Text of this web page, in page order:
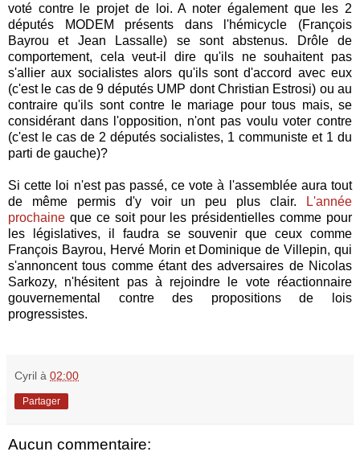
voté contre le projet de loi. A noter également que les 2
députés MODEM présents dans l'hémicycle (François
Bayrou et Jean Lassalle) se sont abstenus. Drôle de
comportement, cela veut-il dire qu'ils ne souhaitent pas
s'allier aux socialistes alors qu'ils sont d'accord avec eux
(c'est le cas de 9 députés UMP dont Christian Estrosi) ou au
contraire qu'ils sont contre le mariage pour tous mais, se
considérant dans l'opposition, n'ont pas voulu voter contre
(c'est le cas de 2 députés socialistes, 1 communiste et 1 du
parti de gauche)?
Si cette loi n'est pas passé, ce vote à l'assemblée aura tout
de même permis d'y voir un peu plus clair.
L'année
prochaine que ce soit pour les présidentielles comme pour
les législatives, il faudra se souvenir que ceux comme
François Bayrou, Hervé Morin et Dominique de Villepin, qui
s'annoncent tous comme étant des adversaires de Nicolas
Sarkozy, n'hésitent pas à rejoindre le vote réactionnaire
gouvernemental contre des propositions de lois
progressistes.
Cyril à 02:00
Partager
Aucun commentaire: